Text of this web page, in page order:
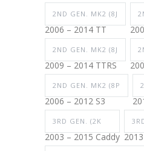
2ND GEN. MK2 (8J
2006 – 2014 TT
2ND GEN. MK2 (8J
2009 – 2014 TTRS
2ND GEN. MK2 (8P
2006 – 2012 S3
3RD GEN. (2K
2003 – 2015 Caddy